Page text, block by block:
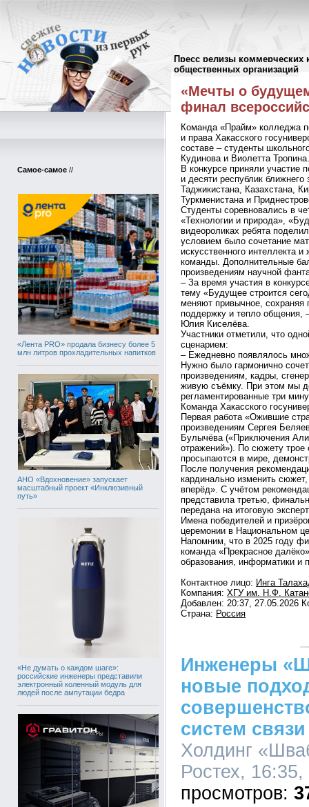
Пресс релизы коммерческих
общественных организаций
Самое-самое //
«Лента PRO» продала бизнесу более 5
млн литров прохладительных напитков
АНО «Вдохновение» запускает
масштабный проект «Инклюзивный
путь»
«Не думать о каждом шаге»:
российские инженеры представили
электронный коленный модуль для
людей после ампутации бедра
Пресс-релизы//
«Мечты о
финал
Команда «Прайм» колледжа
и права Хакасского
составе – студенты
Кудинова и Виолетта Тропина.
В конкурсе приняли участие
и десяти республик
Таджикистана, Казахстана,
Туркменистана и
Студенты соревновались в
«Технологии и природа»,
видеороликах ребята
условием было сочетание
искусственного интеллекта
команды. Дополнительные
произведениям научной
– За время участия в
тему «Будущее строится
меняют привычное, сохраняя
поддержку и тепло общения,
Юлия Киселёва.
Участники отметили, что
сценарием:
– Ежедневно появлялось
Нужно было гармонично
произведениям, кадры,
живую съёмку. При этом мы
регламентированные три
Команда Хакасского
Первая работа «Ожившие
произведениям Сергея
Булычёва («Приключения
отражений»). По сюжету трое
просыпаются в мире,
После получения
кардинально изменить
вперёд». С учётом
представила третью,
передана на итоговую
Имена победителей и
церемонии в Национальном
Напомним, что в 2025 году
команда «Прекрасное
образования, информатики
Контактное лицо: Инга
Компания: ХГУ им. Н.Ф.
Добавлен: 20:37, 27.05.2026
Страна: Россия
Инженеры
новые
систем
Холдинг
Ростех,